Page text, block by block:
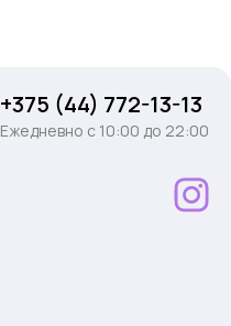
+375 (44) 772-13-13
Ежедневно c 10:00 до 22:00